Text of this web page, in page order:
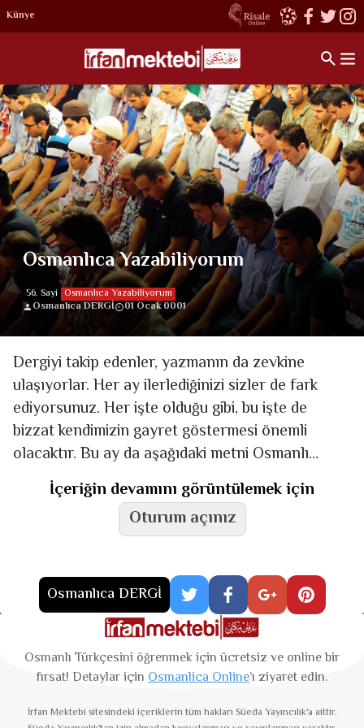
Künye
Osmanlıca Yazabiliyorum
56. Sayi Osmanlıca Yazabiliyorum
Osmanlıca DERGİ
01 Ocak 0001
Dergiyi takip edenler, yazmanın da zevkine
ulaşıyorlar. Her ay ilerlediğinizi sizler de fark
ediyorsunuz. Her işte olduğu gibi, bu işte de
bizzat kendimizin gayret göstermesi önemli
olacaktır. Bu ay da aşağıdaki metni Osmanlı
Türkçesi/Kur’an harfleri
İçeriğin devamını görüntülemek için
Oturum açınız
Osmanlıca DERGİ
Osmanlı Türkçesini öğrenmek için ücretsiz ve online bir
fırsat! Detaylar için Osmanlica Online’ı ziyaret edin.
İrfan Mektebi sitesindeki içeriklerin tüm hakları Süeda Yayıncılık'a aittir.